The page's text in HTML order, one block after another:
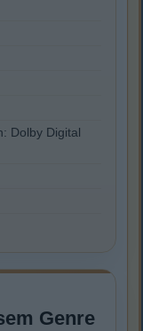
Dolby Digital
Genre